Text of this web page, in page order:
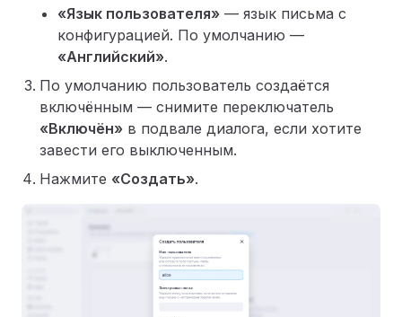
«Язык пользователя» — язык письма с
конфигурацией. По умолчанию —
«Английский».
По умолчанию пользователь создаётся
включённым — снимите переключатель
«Включён» в подвале диалога, если хотите
завести его выключенным.
Нажмите «Создать».